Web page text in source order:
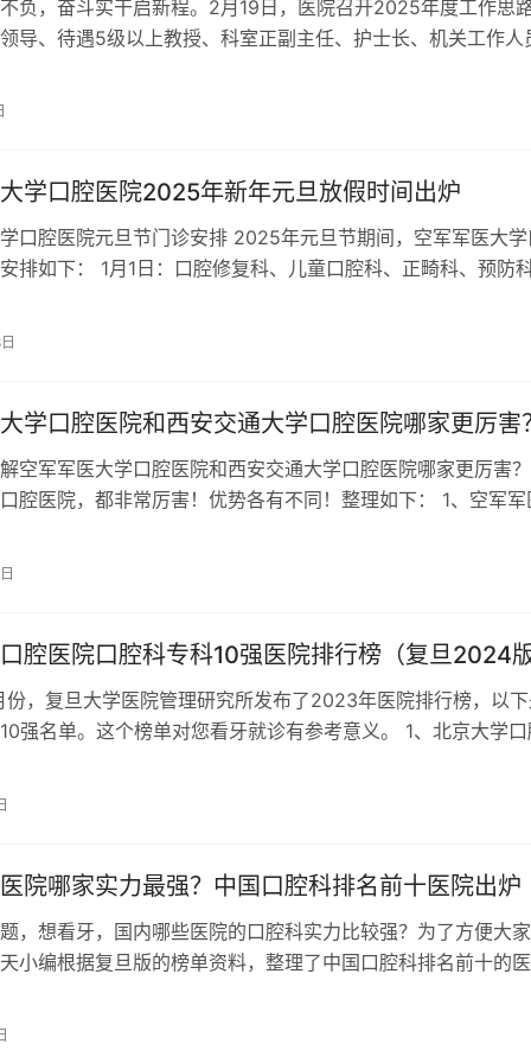
负，奋斗实干启新程。2月19日，医院召开2025年度工作思
导、待遇5级以上教授、科室正副主任、护士长、机关工作人
学口腔医院2025年新年元旦放假时间出炉
口腔医院元旦节门诊安排 2025年元旦节期间，空军军医大学
排如下： 1月1日：口腔修复科、儿童口腔科、正畸科、预防
学口腔医院和西安交通大学口腔医院哪家更厉害
空军军医大学口腔医院和西安交通大学口腔医院哪家更厉害
腔医院，都非常厉害！优势各有不同！整理如下： 1、空军军
腔医院口腔科专科10强医院排行榜（复旦2024版
份，复旦大学医院管理研究所发布了2023年医院排行榜，以
强名单。这个榜单对您看牙就诊有参考意义。 1、北京大学
院哪家实力最强？中国口腔科排名前十医院出炉
，想看牙，国内哪些医院的口腔科实力比较强？为了方便大
小编根据复旦版的榜单资料，整理了中国口腔科排名前十的医